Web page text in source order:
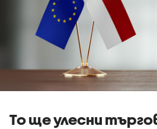
То ще улесни